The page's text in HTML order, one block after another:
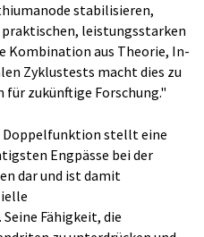
stabilisieren,
praktischen, leistungsstarken
Kombination aus Theorie, In-
Zyklustests macht dies zu
für zukünftige Forschung."
stellt eine
Engpässe bei der
dar und ist damit
Fähigkeit, die